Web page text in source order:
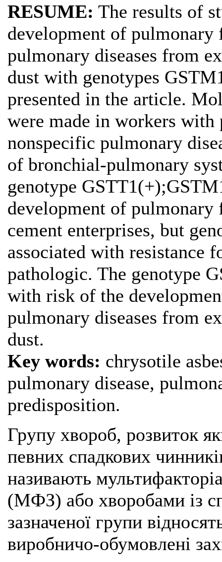
RESUME: The results of
development of
pulmonary diseases from
dust with genotypes
presented in the article.
were made in workers
nonspecific pulmonary
of bronchial-pulmonary
genotype
development of
cement enterprises, but
associated with resistance
pathologic. The genotype
with risk of the
pulmonary diseases from
dust.
Key words: chrysotile
pulmonary disease,
predisposition.
Групу хвороб, розвиток
певних спадкових
називають
(МФЗ) або хворобами із
зазначеної групи
виробничо-обумовлені